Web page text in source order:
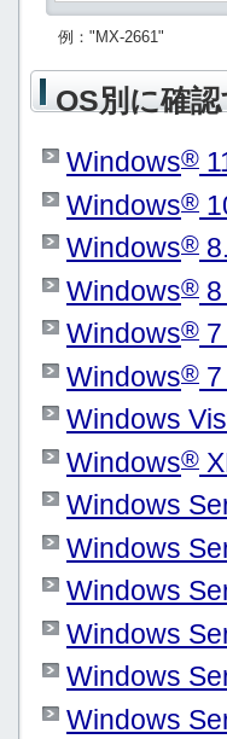
例："MX-2661"
OS別に確
Windows®
Windows®
Windows®
Windows®
Windows®
Windows®
Windows
Windows®
Windows
Windows
Windows
Windows
Windows
Windows